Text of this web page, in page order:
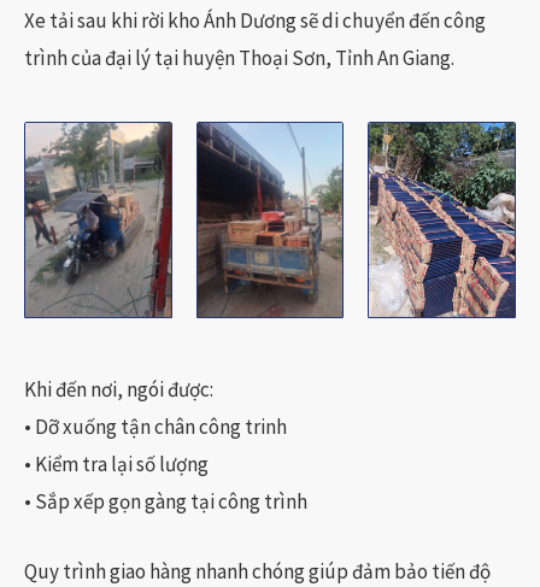
Xe tải sau khi rời kho Ánh Dương sẽ di chuyển đến công
trình của đại lý tại huyện Thoại Sơn, Tỉnh An Giang.
Khi đến nơi, ngói được:
• Dỡ xuống tận chân công trinh
• Kiểm tra lại số lượng
• Sắp xếp gọn gàng tại công trình
Quy trình giao hàng nhanh chóng giúp đảm bảo tiến độ